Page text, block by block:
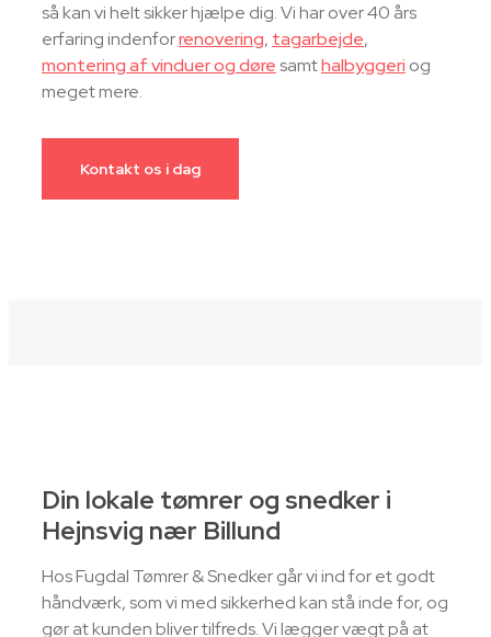
så kan vi helt sikker hjælpe dig. Vi har over 40 års
erfaring indenforrenovering, tagarbejde,
montering af vinduer og døresamthalbyggeri og
meget mere.
Kontakt os i dag
Din lokale tømrer og snedker i
Hejnsvig nær Billund
Hos Fugdal Tømrer & Snedker går vi ind for et godt
håndværk, som vi med sikkerhed kan stå inde for, og
gør at kunden bliver tilfreds. Vi lægger vægt på at